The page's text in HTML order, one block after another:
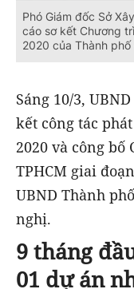
Phó Giám đốc Sở
cáo sơ kết Chương
2020 của Thành phố
Sáng 10/3,
kết công tác
2020 và công
TPHCM giai
UBND Thành
nghị.
9 tháng
01 dự án